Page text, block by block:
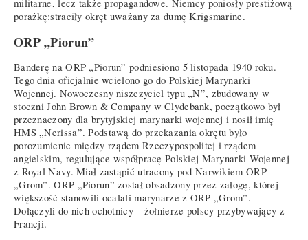
militarne, lecz także propagandowe. Niemcy poniosły prestiżową
porażkę:straciły okręt uważany za dumę Krigsmarine.
ORP „Piorun”
Banderę na ORP „Piorun” podniesiono 5 listopada 1940 roku.
Tego dnia oficjalnie wcielono go do Polskiej Marynarki
Wojennej. Nowoczesny niszczyciel typu „N”, zbudowany w
stoczni John Brown & Company w Clydebank, początkowo był
przeznaczony dla brytyjskiej marynarki wojennej i nosił imię
HMS „Nerissa”. Podstawą do przekazania okrętu było
porozumienie między rządem Rzeczypospolitej i rządem
angielskim, regulujące współpracę Polskiej Marynarki Wojennej
z Royal Navy. Miał zastąpić utracony pod Narwikiem ORP
„Grom”. ORP „Piorun” został obsadzony przez załogę, której
większość stanowili ocalali marynarze z ORP „Grom”.
Dołączyli do nich ochotnicy – żołnierze polscy przybywający z
Francji.